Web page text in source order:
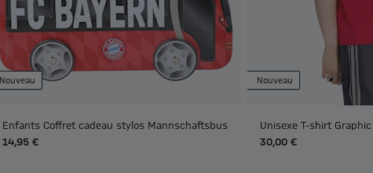
Nouveau
Enfants Coffret cadeau stylos Mannschaftsbus
14,95 €
Nouveau
Unisexe T-shirt Graphic
30,00 €